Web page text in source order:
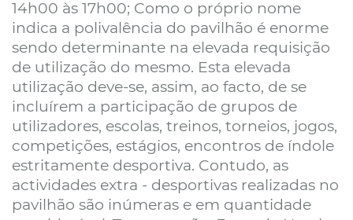
14h00 às 17h00; Como o próprio nome
indica a polivalência do pavilhão é enorme
sendo determinante na elevada requisição
de utilização do mesmo. Esta elevada
utilização deve-se, assim, ao facto, de se
incluírem a participação de grupos de
utilizadores, escolas, treinos, torneios, jogos,
competições, estágios, encontros de índole
estritamente desportiva. Contudo, as
actividades extra - desportivas realizadas no
pavilhão são inúmeras e em quantidade